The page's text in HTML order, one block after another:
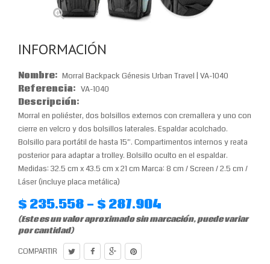
INFORMACIÓN
Nombre: Morral Backpack Génesis Urban Travel | VA-1040
Referencia: VA-1040
Descripción:
Morral en poliéster, dos bolsillos externos con cremallera y uno con
cierre en velcro y dos bolsillos laterales. Espaldar acolchado.
Bolsillo para portátil de hasta 15”. Compartimentos internos y reata
posterior para adaptar a trolley. Bolsillo oculto en el espaldar.
Medidas: 32.5 cm x 43.5 cm x 21 cm Marca: 8 cm / Screen / 2.5 cm /
Láser (incluye placa metálica)
$ 235.558 - $ 287.904
(Este es un valor aproximado sin marcación, puede variar
por cantidad)
COMPARTIR